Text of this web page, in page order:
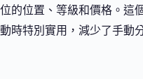
位的位置、等級和價格。這
動時特別實用，減少了手動